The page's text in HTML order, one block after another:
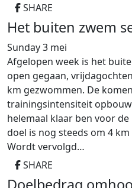
SHARE
Het buiten zwem
Sunday 3 mei
Afgelopen week is het
open gegaan,
km gezwommen. De
trainingsintensiteit
helemaal klaar ben voor
doel is nog steeds om 4
Wordt vervolgd…
SHARE